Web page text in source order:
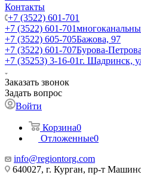
Контакты
+7 (3522) 601-701
+7 (3522) 601-701
+7 (3522) 605-705Бажова, 97
+7 (3522) 601-707Бурова-
+7 (35253) 3-16-01г. Шадринск,
Заказать звонок
Задать вопрос
Войти
Корзина0
Отложенные0
info@regiontorg.com
640027, г. Курган, пр-т